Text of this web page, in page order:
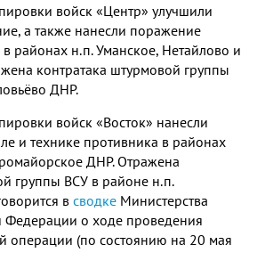
войск «Центр» улучшили
а также нанесли поражение
районах н.п. Уманское, Нетайлово и
контратака штурмовой группы
ДНР.
войск «Восток» нанесли
и технике противника в районах
ДНР. Отражена
группы ВСУ в районе н.п.
в сводке Министерства
о ходе проведения
операции (по состоянию на 20 мая